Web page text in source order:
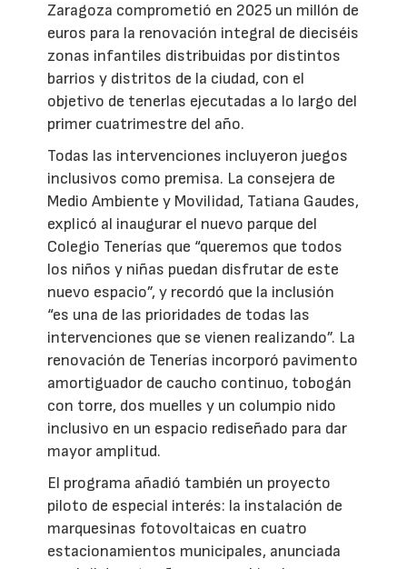
Zaragoza comprometió en 2025 un millón de
euros para la renovación integral de dieciséis
zonas infantiles distribuidas por distintos
barrios y distritos de la ciudad, con el
objetivo de tenerlas ejecutadas a lo largo del
primer cuatrimestre del año.
Todas las intervenciones incluyeron juegos
inclusivos como premisa. La consejera de
Medio Ambiente y Movilidad, Tatiana Gaudes,
explicó al inaugurar el nuevo parque del
Colegio Tenerías que “queremos que todos
los niños y niñas puedan disfrutar de este
nuevo espacio”, y recordó que la inclusión
“es una de las prioridades de todas las
intervenciones que se vienen realizando”. La
renovación de Tenerías incorporó pavimento
amortiguador de caucho continuo, tobogán
con torre, dos muelles y un columpio nido
inclusivo en un espacio rediseñado para dar
mayor amplitud.
El programa añadió también un proyecto
piloto de especial interés: la instalación de
marquesinas fotovoltaicas en cuatro
estacionamientos municipales, anunciada